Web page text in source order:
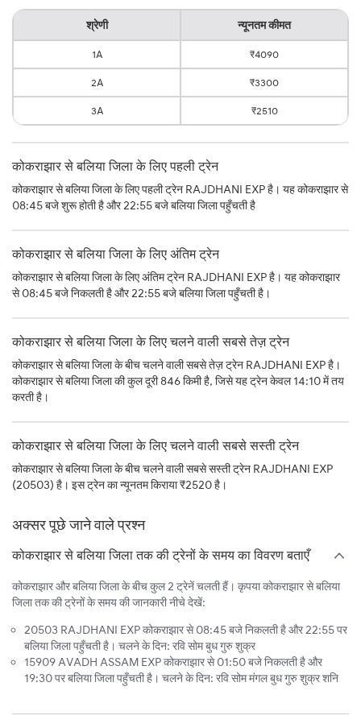
श्रेणी न्यूनतम कीमत
1A ₹4090
2A ₹3300
3A ₹2510
कोकराझार से बलिया जिला के लिए पहली ट्रेन
कोकराझार से बलिया जिला के लिए पहली ट्रेन RAJDHANI EXP है। यह कोकराझार से
08:45 बजे शुरू होती है और 22:55 बजे बलिया जिला पहुँचती है
कोकराझार से बलिया जिला के लिए अंतिम ट्रेन
कोकराझार से बलिया जिला के लिए अंतिम ट्रेन RAJDHANI EXP है। यह कोकराझार
से 08:45 बजे निकलती है और 22:55 बजे बलिया जिला पहुँचती है।
कोकराझार से बलिया जिला के लिए चलने वाली सबसे तेज़ ट्रेन
कोकराझार से बलिया जिला के बीच चलने वाली सबसे तेज़ ट्रेन RAJDHANI EXP है।
कोकराझार से बलिया जिला की कुल दूरी 846 किमी है, जिसे यह ट्रेन केवल 14:10 में तय
करती है।
कोकराझार से बलिया जिला के लिए चलने वाली सबसे सस्ती ट्रेन
कोकराझार से बलिया जिला के बीच चलने वाली सबसे सस्ती ट्रेन RAJDHANI EXP
(20503) है। इस ट्रेन का न्यूनतम किराया ₹2520 है।
अक्सर पूछे जाने वाले प्रश्न
कोकराझार से बलिया जिला तक की ट्रेनों के समय का विवरण बताएँ
कोकराझार और बलिया जिला के बीच कुल 2 ट्रेनें चलती हैं। कृपया कोकराझार से बलिया
जिला तक की ट्रेनों के समय की जानकारी नीचे देखें:
20503 RAJDHANI EXP कोकराझार से 08:45 बजे निकलती है और 22:55 पर
बलिया जिला पहुँचती है। चलने के दिन: रवि सोम बुध गुरु शुक्र
15909 AVADH ASSAM EXP कोकराझार से 01:50 बजे निकलती है और
19:30 पर बलिया जिला पहुँचती है। चलने के दिन: रवि सोम मंगल बुध गुरु शुक्र शनि